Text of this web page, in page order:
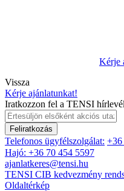
Kérje
Vissza
Kérje ajánlatunkat!
Iratkozzon fel a TENSI
Feliratkozás
Telefonos ügyfélszolgálat: +36
Hajó: +36 70 454 5597
ajanlatkeres@tensi.hu
TENSI CIB kedvezmény
Oldaltérkép